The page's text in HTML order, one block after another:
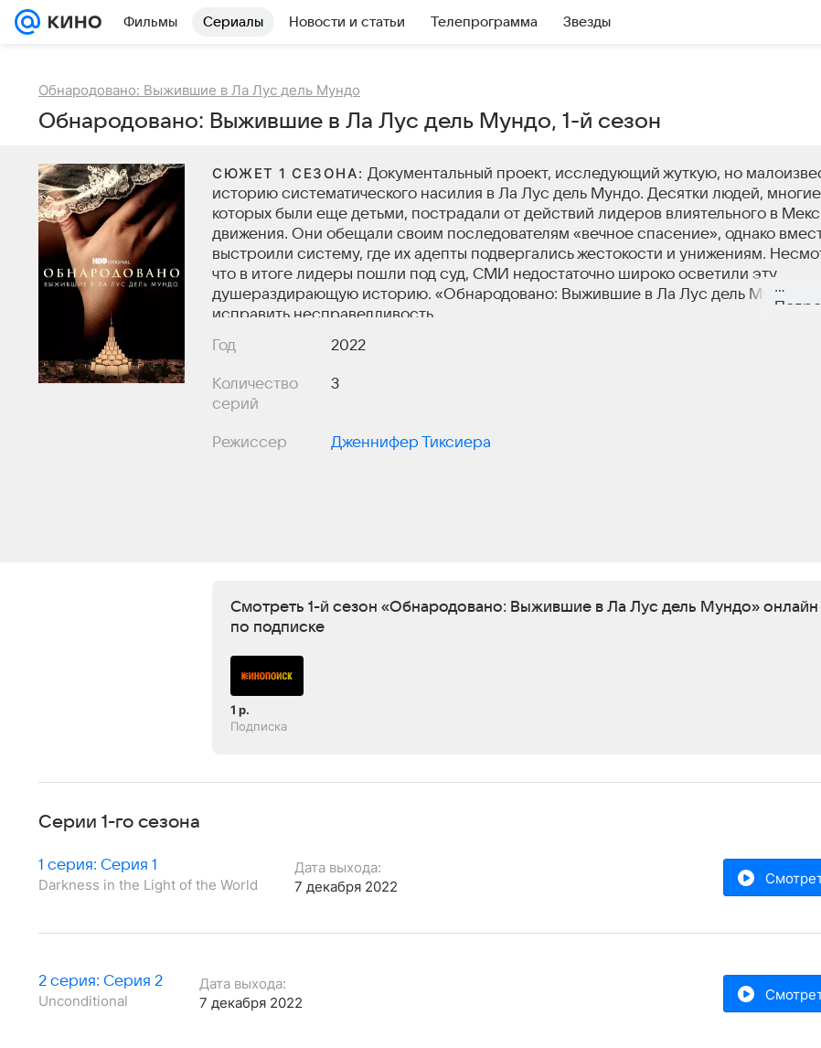
Фильмы Сериалы Новости и статьи Телепрограмма Звезды
Обнародовано: Выжившие в Ла Лус дель Мундо
Обнародовано: Выжившие в Ла Лус дель Мундо, 1-й сезон
СЮЖЕТ 1 СЕЗОНА: Документальный проект, исследующий жуткую, но
историю систематического насилия в Ла Лус дель Мундо. Десятки людей,
которых были еще детьми, пострадали от действий лидеров влиятельного в
движения. Они обещали своим последователям «вечное спасение», однако
выстроили систему, где их адепты подвергались жестокости и унижениям.
что в итоге лидеры пошли под суд, СМИ недостаточно широко осветили эту
душераздирающую историю. «Обнародовано: Выжившие в Ла Лус дель Мундо» —
исправить несправедливость.
Год
2022
Количество
серий
3
Режиссер Дженнифер Тиксиера
Смотреть 1-й сезон «Обнародовано: Выжившие в Ла Лус дель Мундо» онлайн
по подписке
1 р.
Подписка
Серии 1-го сезона
1 серия: Серия 1
Darkness in the Light of the World
Дата выхода:
7 декабря 2022
2 серия: Серия 2
Unconditional
Дата выхода:
7 декабря 2022